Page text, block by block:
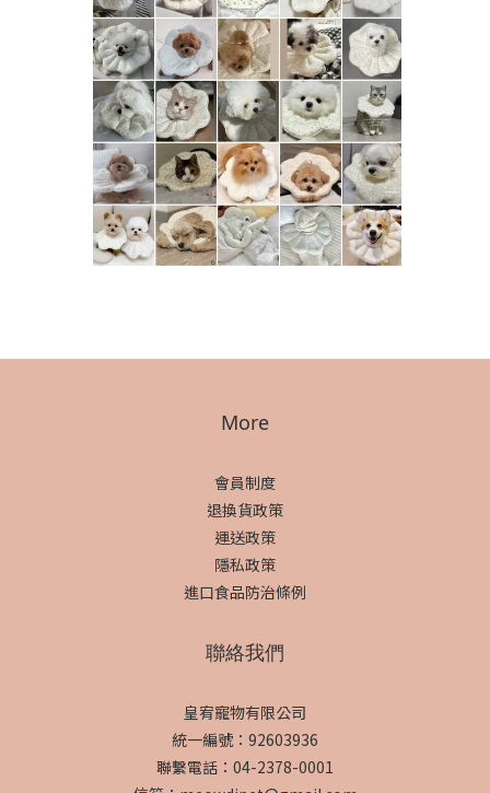
More
會員制度
退換貨政策
運送政策
隱私政策
進口食品防治條例
聯絡我們
皇宥寵物有限公司
統一編號：92603936
聯繫電話：04-2378-0001